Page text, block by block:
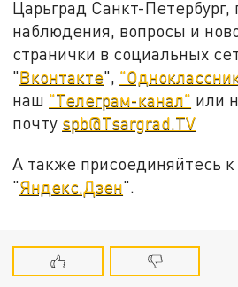
Царьград Санкт-
наблюдения, вопросы и
странички в социальных
"Вконтакте",
наш "Телеграм-канал" или
почту spb@Tsargrad.TV
А также присоединяйтесь
"Яндекс.Дзен".